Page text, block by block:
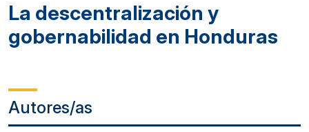
La descentralización y
gobernabilidad en Honduras
Autores/as